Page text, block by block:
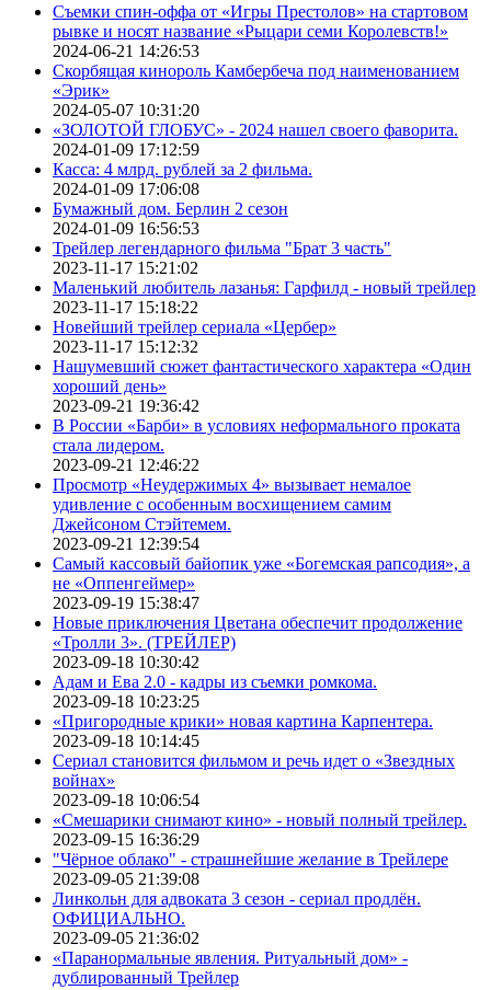
Съемки спин-оффа от «Игры Престолов» на стартовом
рывке и носят название «Рыцари семи Королевств!»
2024-06-21 14:26:53
Скорбящая кинороль Камбербеча под наименованием
«Эрик»
2024-05-07 10:31:20
«ЗОЛОТОЙ ГЛОБУС» - 2024 нашел своего фаворита.
2024-01-09 17:12:59
Касса: 4 млрд. рублей за 2 фильма.
2024-01-09 17:06:08
Бумажный дом. Берлин 2 сезон
2024-01-09 16:56:53
Трейлер легендарного фильма "Брат 3 часть"
2023-11-17 15:21:02
Маленький любитель лазанья: Гарфилд - новый трейлер
2023-11-17 15:18:22
Новейший трейлер сериала «Цербер»
2023-11-17 15:12:32
Нашумевший сюжет фантастического характера «Один
хороший день»
2023-09-21 19:36:42
В России «Барби» в условиях неформального проката
стала лидером.
2023-09-21 12:46:22
Просмотр «Неудержимых 4» вызывает немалое
удивление с особенным восхищением самим
Джейсоном Стэйтемем.
2023-09-21 12:39:54
Самый кассовый байопик уже «Богемская рапсодия», а
не «Оппенгеймер»
2023-09-19 15:38:47
Новые приключения Цветана обеспечит продолжение
«Тролли 3». (ТРЕЙЛЕР)
2023-09-18 10:30:42
Адам и Ева 2.0 - кадры из съемки ромкома.
2023-09-18 10:23:25
«Пригородные крики» новая картина Карпентера.
2023-09-18 10:14:45
Сериал становится фильмом и речь идет о «Звездных
войнах»
2023-09-18 10:06:54
«Смешарики снимают кино» - новый полный трейлер.
2023-09-15 16:36:29
"Чёрное облако" - страшнейшие желание в Трейлере
2023-09-05 21:39:08
Линкольн для адвоката 3 сезон - сериал продлён.
ОФИЦИАЛЬНО.
2023-09-05 21:36:02
«Паранормальные явления. Ритуальный дом» -
дублированный Трейлер